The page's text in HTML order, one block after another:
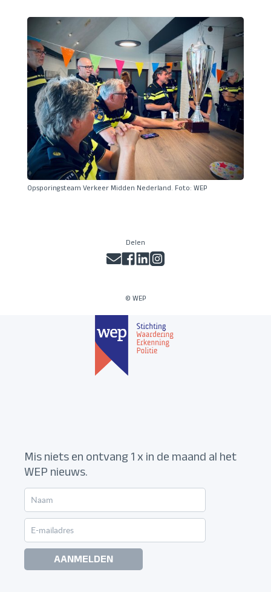
Opsporingsteam Verkeer Midden Nederland. Foto: WEP
Delen
© WEP
Mis niets en ontvang 1 x in de maand al het
WEP nieuws.
AANMELDEN